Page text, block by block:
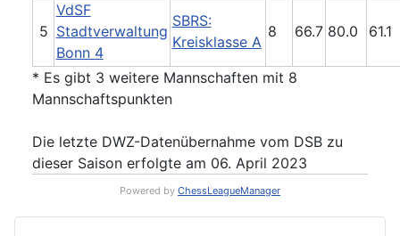
5
VdSF
Stadtverwaltung
Bonn 4
SBRS:
Kreisklasse A
8 66.7 80.0 61.1
* Es gibt 3 weitere Mannschaften mit 8
Mannschaftspunkten
Die letzte DWZ-Datenübernahme vom DSB zu
dieser Saison erfolgte am 06. April 2023
Powered by ChessLeagueManager